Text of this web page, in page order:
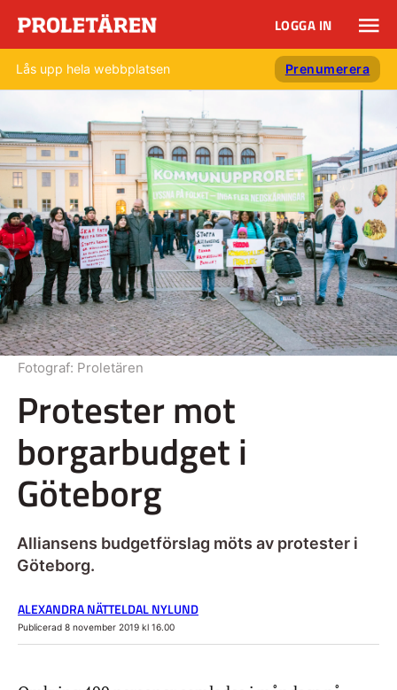
LOGGA IN
Lås upp hela webbplatsen Prenumerera
Protester mot
borgarbudget i
Göteborg
Alliansens budgetförslag möts av protester i
Göteborg.
Fotograf: Proletären
ALEXANDRA NÄTTELDAL NYLUND
Publicerad 8 november 2019 kl 16.00